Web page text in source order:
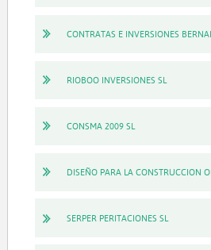
CONTRATAS E INVERSIONES
RIOBOO INVERSIONES SL
CONSMA 2009 SL
DISEÑO PARA LA CONSTRUCCION
SERPER PERITACIONES SL